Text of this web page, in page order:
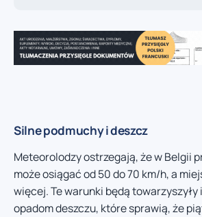
Silne podmuchy i deszcz
Meteorolodzy ostrzegają, że w Belgii
może osiągać od 50 do 70 km/h, a
więcej. Te warunki będą
opadom deszczu, które sprawią, że